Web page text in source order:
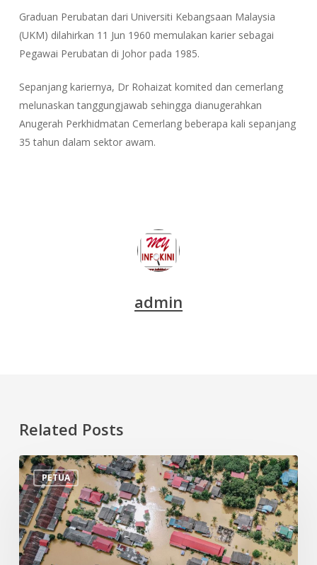
Graduan Perubatan dari Universiti Kebangsaan Malaysia
(UKM) dilahirkan 11 Jun 1960 memulakan karier sebagai
Pegawai Perubatan di Johor pada 1985.
Sepanjang kariernya, Dr Rohaizat komited dan cemerlang
melunaskan tanggungjawab sehingga dianugerahkan
Anugerah Perkhidmatan Cemerlang beberapa kali sepanjang
35 tahun dalam sektor awam.
admin
Related Posts
PETUA
Tips
Persiapan
Menghadapi
Banjir